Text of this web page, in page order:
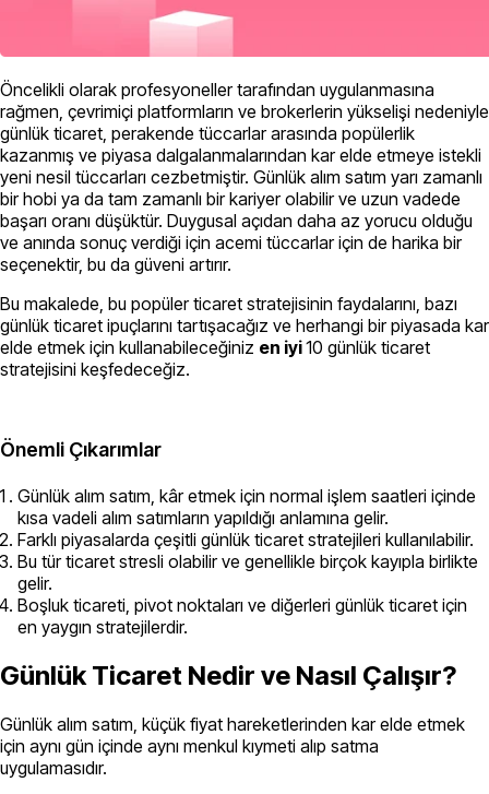
Öncelikli olarak profesyoneller tarafından uygulanmasına
rağmen, çevrimiçi platformların ve brokerlerin yükselişi nedeniyle
günlük ticaret, perakende tüccarlar arasında popülerlik
kazanmış ve piyasa dalgalanmalarından kar elde etmeye istekli
yeni nesil tüccarları cezbetmiştir. Günlük alım satım yarı zamanlı
bir hobi ya da tam zamanlı bir kariyer olabilir ve uzun vadede
başarı oranı düşüktür. Duygusal açıdan daha az yorucu olduğu
ve anında sonuç verdiği için acemi tüccarlar için de harika bir
seçenektir, bu da güveni artırır.
Bu makalede, bu popüler ticaret stratejisinin faydalarını, bazı
günlük ticaret ipuçlarını tartışacağız ve herhangi bir piyasada kar
elde etmek için kullanabileceğiniz en iyi10 günlük ticaret
stratejisini keşfedeceğiz.
Önemli Çıkarımlar
Günlük alım satım, kâr etmek için normal işlem saatleri içinde
kısa vadeli alım satımların yapıldığı anlamına gelir.
Farklı piyasalarda çeşitli günlük ticaret stratejileri kullanılabilir.
Bu tür ticaret stresli olabilir ve genellikle birçok kayıpla birlikte
gelir.
Boşluk ticareti, pivot noktaları ve diğerleri günlük ticaret için
en yaygın stratejilerdir.
Günlük Ticaret Nedir ve Nasıl Çalışır?
Günlük alım satım, küçük fiyat hareketlerinden kar elde etmek
için aynı gün içinde aynı menkul kıymeti alıp satma
uygulamasıdır.